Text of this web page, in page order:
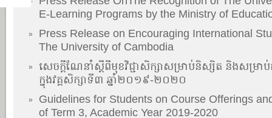
E-Learning Programs by the Ministry of
»
Press Release on Encouraging International
The University of Cambodia
»
សេចក្តីណែនាំស្តីពីមុខវិជ្ជាសិក្សាសម្រាប់និស្សិត និងសម្រាប់
ក្នុងវគ្គសិក្សាទី៣ ឆ្នាំ២០១៩-២០២០
»
Guidelines for Students on Course Offerings
of Term 3, Academic Year 2019-2020